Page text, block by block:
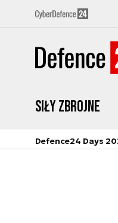
Siły zbrojne
Defence24 Days